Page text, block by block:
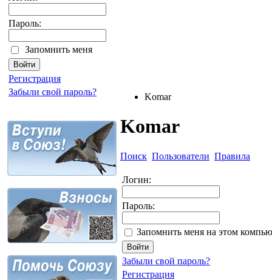
Пароль:
Запомнить меня
Регистрация
Забыли свой пароль?
Komar
Komar
Поиск Пользователи Правила
Логин:
Пароль:
Запомнить меня на этом
Забыли свой пароль?
Регистрация